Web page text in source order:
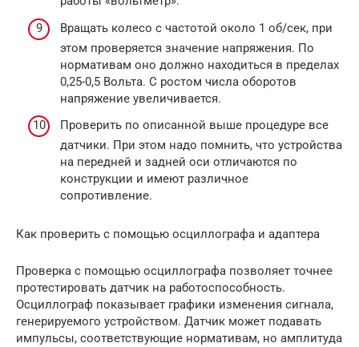
Вращать колесо с частотой около 1 об/сек, при
этом проверяется значение напряжения. По
нормативам оно должно находиться в пределах
0,25-0,5 Вольта. С ростом числа оборотов
напряжение увеличивается.
Проверить по описанной выше процедуре все
датчики. При этом надо помнить, что устройства
на передней и задней оси отличаются по
конструкции и имеют различное
сопротивление.
Как проверить с помощью осциллографа и адаптера
Проверка с помощью осциллографа позволяет точнее
протестировать датчик на работоспособность.
Осциллограф показывает графики изменения сигнала,
генерируемого устройством. Датчик может подавать
импульсы, соответствующие нормативам, но амплитуда